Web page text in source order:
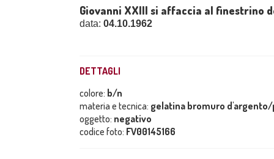
Giovanni XXIII si affaccia al finestrino
data: 04.10.1962
DETTAGLI
colore: b/n
materia e tecnica: gelatina bromuro
oggetto: negativo
codice foto: FV00145166